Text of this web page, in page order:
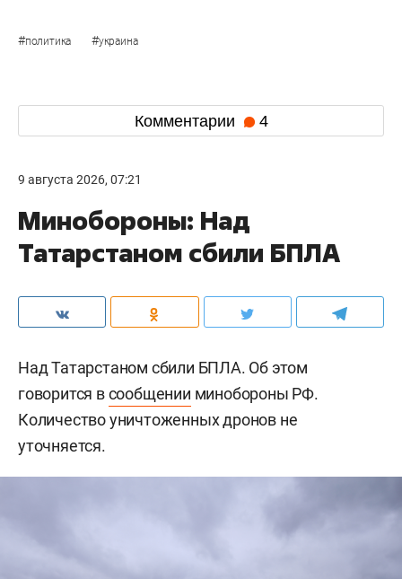
#политика #украина
Комментарии 4
9 августа 2026, 07:21
Минобороны: Над
Татарстаном сбили БПЛА
Над Татарстаном сбили БПЛА. Об этом
говорится всообщении минобороны РФ.
Количество уничтоженных дронов не
уточняется.